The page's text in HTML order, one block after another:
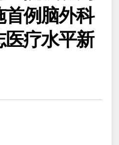
例脑外科
疗水平新